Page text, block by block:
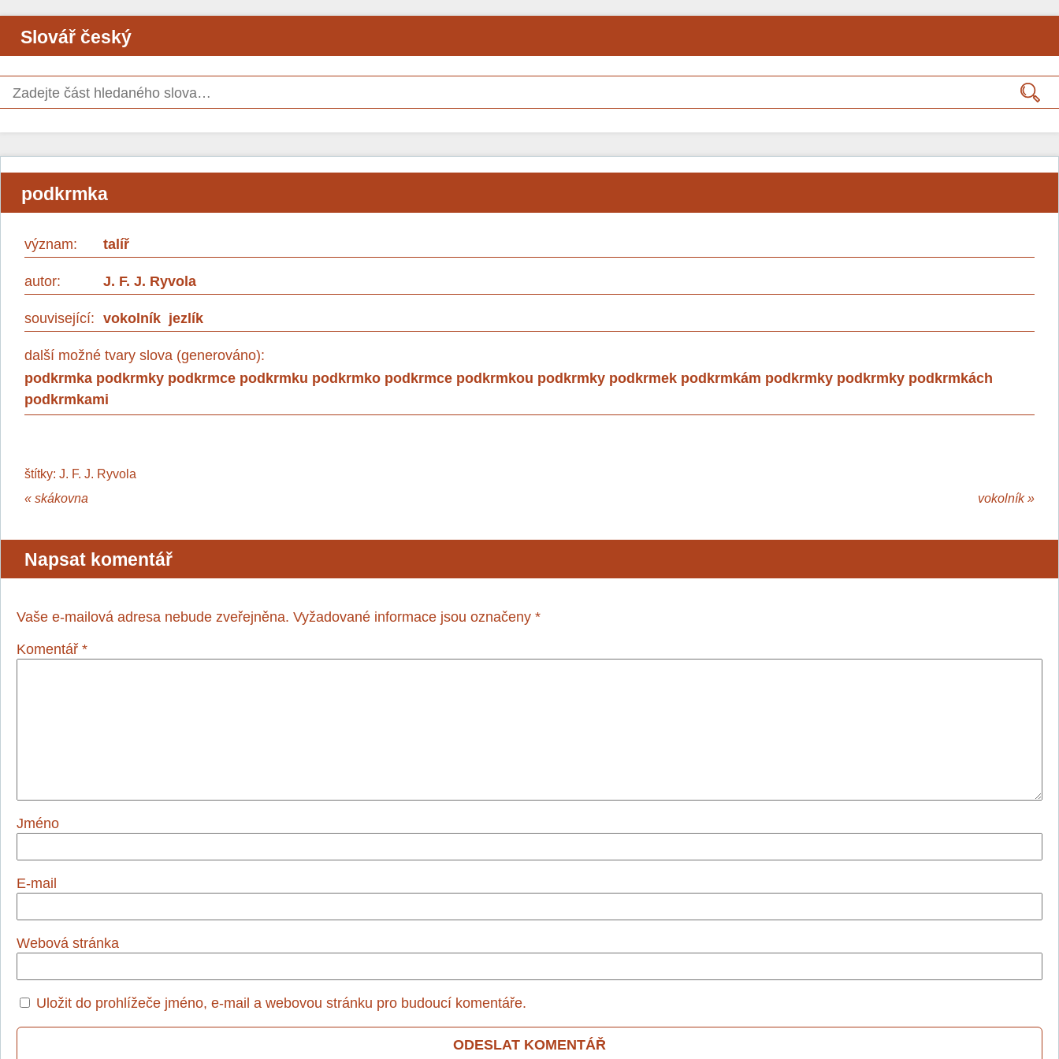
Slovář český
podkrmka
význam: talíř
autor: J. F. J. Ryvola
související: vokolník jezlík
další možné tvary slova (generováno):
podkrmka podkrmky podkrmce podkrmku podkrmko podkrmce podkrmkou podkrmky podkrmek podkrmkám podkrmky podkrmky podkrmkách
podkrmkami
štítky: J. F. J. Ryvola
« skákovna vokolník»
Napsat komentář
Vaše e-mailová adresa nebude zveřejněna. Vyžadované informace jsou označeny *
Komentář *
Jméno
E-mail
Webová stránka
Uložit do prohlížeče jméno, e-mail a webovou stránku pro budoucí komentáře.